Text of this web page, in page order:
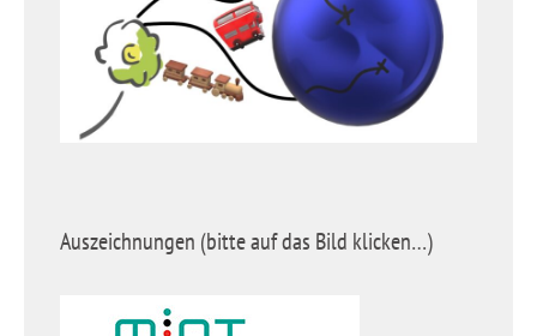
Auszeichnungen (bitte auf das Bild klicken…)